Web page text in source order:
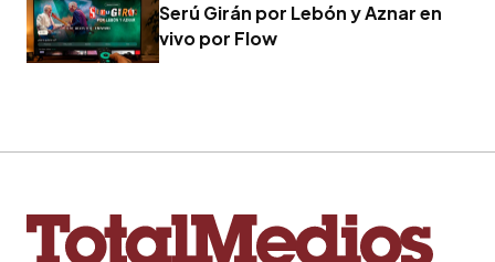
Serú Girán por Lebón y Aznar en
vivo por Flow